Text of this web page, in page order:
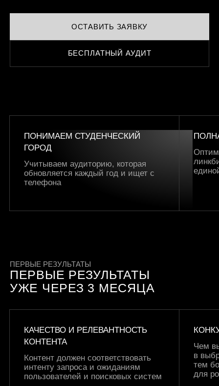
ОСТАВИТЬ ЗАЯВКУ
БЕСПЛАТНЫЙ АУДИТ
ПОНИМАЕМ СТУДЕНЧЕСКИЙ
ГОРОД
Учитываем аудиторию, которая
обновляется каждый год и ищет с
телефона
ПЕРВЫЕ РЕЗУЛЬТАТЫ
ПЕРВЫЕ РЕЗУЛЬТАТЫ
УЖЕ ЧЕРЕЗ 3 МЕСЯЦА
КАЧЕСТВО И РЕЛЕВАНТНОСТЬ
КОНТЕНТА
Контент должен соответствовать
интенту запроса и ожиданиям
пользователей и поисковых систем
Чем
в
тем
для